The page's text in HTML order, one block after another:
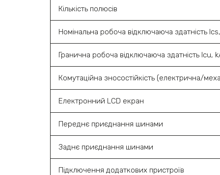
Кількість полюсів
Номінальна робоча відключаюча здатність
Гранична робоча відключаюча здатність Icu,
Комутаційна зносостійкість (електрична/
Електронний LCD екран
Переднє приєднання шинами
Заднє приєднання шинами
Підключення додаткових пристроїв